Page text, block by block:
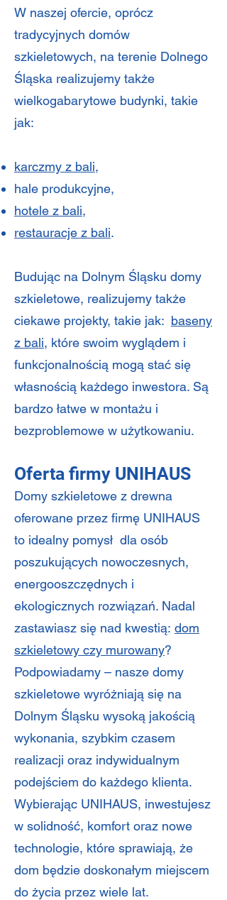
W naszej ofercie, oprócz
tradycyjnych domów
szkieletowych, na terenie Dolnego
Śląska realizujemy także
wielkogabarytowe budynki, takie
jak:
karczmy z bali,
hale produkcyjne,
hotele z bali,
restauracje z bali.
Budując na Dolnym Śląsku domy
szkieletowe, realizujemy także
ciekawe projekty, takie jak: baseny
z bali, które swoim wyglądem i
funkcjonalnością mogą stać się
własnością każdego inwestora. Są
bardzo łatwe w montażu i
bezproblemowe w użytkowaniu.
Oferta firmy UNIHAUS
Domy szkieletowe z drewna
oferowane przez firmę UNIHAUS
to idealny pomysł dla osób
poszukujących nowoczesnych,
energooszczędnych i
ekologicznych rozwiązań. Nadal
zastawiasz się nad kwestią: dom
szkieletowy czy murowany?
Podpowiadamy – nasze domy
szkieletowe wyróżniają się na
Dolnym Śląsku wysoką jakością
wykonania, szybkim czasem
realizacji oraz indywidualnym
podejściem do każdego klienta.
Wybierając UNIHAUS, inwestujesz
w solidność, komfort oraz nowe
technologie, które sprawiają, że
dom będzie doskonałym miejscem
do życia przez wiele lat.